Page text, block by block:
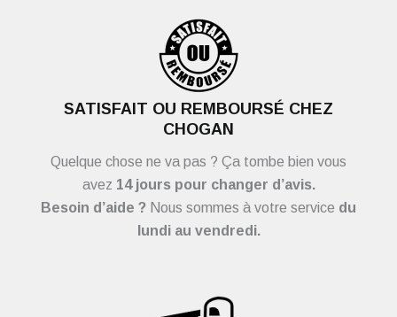
SATISFAIT OU REMBOURSÉ CHEZ
CHOGAN
Quelque chose ne va pas ? Ça tombe bien vous
avez 14 jours pour changer d’avis.
Besoin d’aide ? Nous sommes à votre service du
lundi au vendredi.